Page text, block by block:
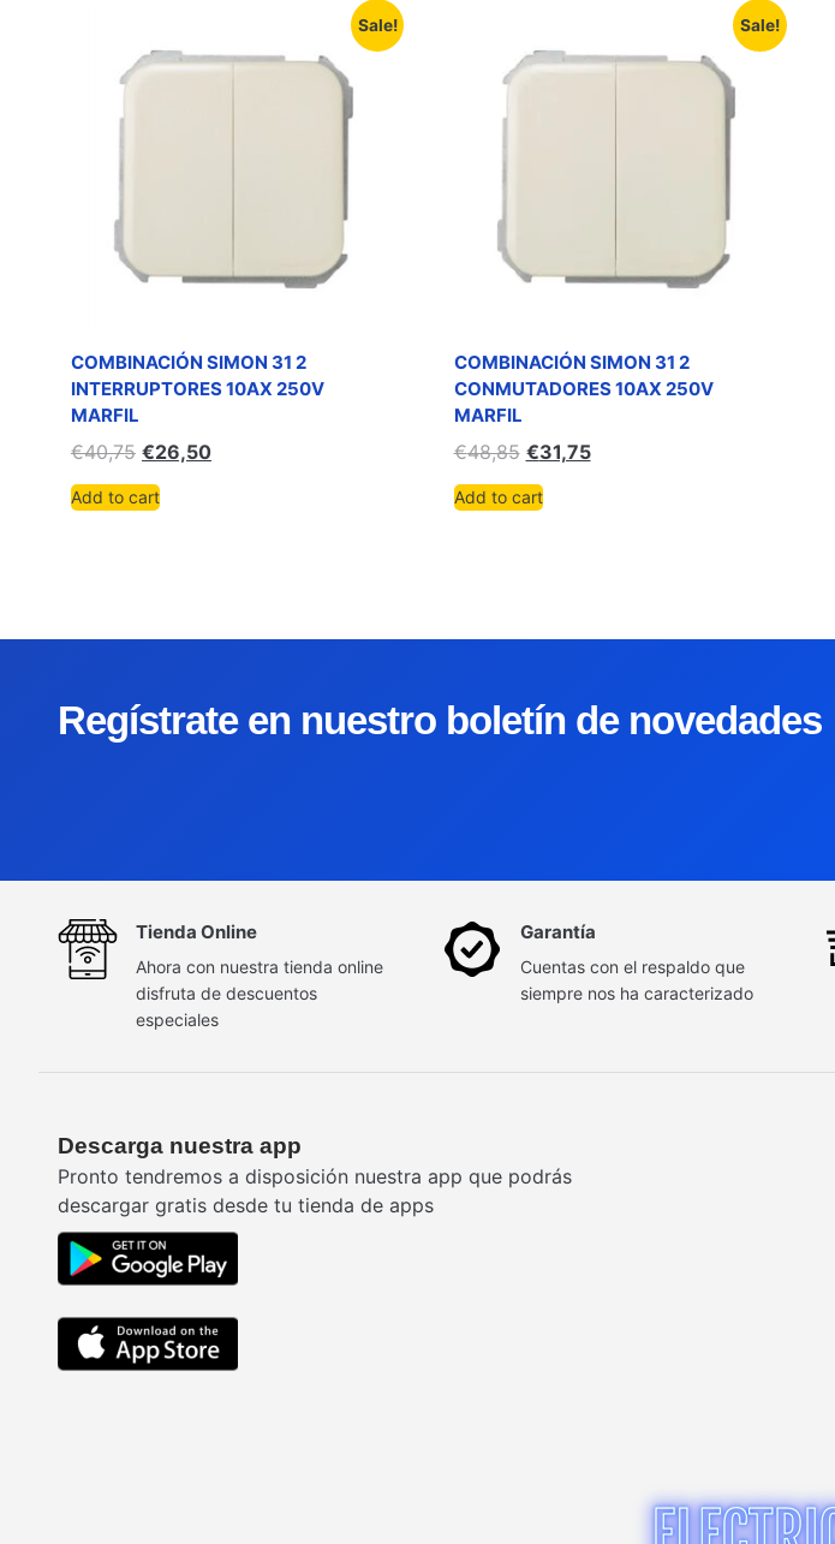
Sale!
COMBINACIÓN SIMON 31 2
INTERRUPTORES 10AX 250V
MARFIL
€40,75 €26,50
Add to cart
Sale!
COMBINACIÓN SIMON 31 2
CONMUTADORES 10AX 250V
MARFIL
€48,85 €31,75
Add to cart
Regístrate en nuestro boletín de novedades
Tienda Online
Ahora con nuestra tienda online
disfruta de descuentos
especiales
Garantía
Cuentas con el respaldo que
siempre nos ha caracterizado
Descarga nuestra app
Pronto tendremos a disposición nuestra app que podrás
descargar gratis desde tu tienda de apps